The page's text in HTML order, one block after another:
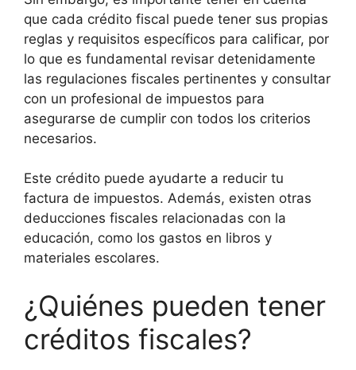
que cada crédito fiscal puede tener sus propias
reglas y requisitos específicos para calificar, por
lo que es fundamental revisar detenidamente
las regulaciones fiscales pertinentes y consultar
con un profesional de impuestos para
asegurarse de cumplir con todos los criterios
necesarios.
Este crédito puede ayudarte a reducir tu
factura de impuestos. Además, existen otras
deducciones fiscales relacionadas con la
educación, como los gastos en libros y
materiales escolares.
¿Quiénes pueden tener
créditos fiscales?